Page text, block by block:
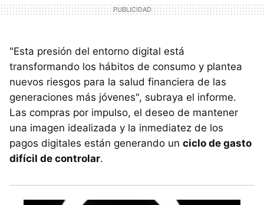
"Esta presión del entorno digital está
transformando los hábitos de consumo y plantea
nuevos riesgos para la salud financiera de las
generaciones más jóvenes", subraya el informe.
Las compras por impulso, el deseo de mantener
una imagen idealizada y la inmediatez de los
pagos digitales están generando un ciclo de gasto
difícil de controlar.